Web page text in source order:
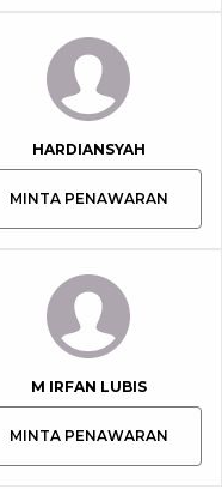
HARDIANSYAH
MINTA PENAWARAN
M IRFAN LUBIS
MINTA PENAWARAN